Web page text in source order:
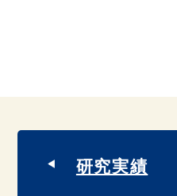
研究実績